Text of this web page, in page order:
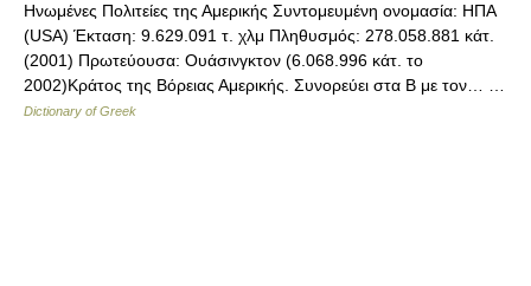
Ηνωμένες Πολιτείες της Αμερικής Συντομευμένη ονομασία: ΗΠΑ
(USA) Έκταση: 9.629.091 τ. χλμ Πληθυσμός: 278.058.881 κάτ.
(2001) Πρωτεύουσα: Ουάσινγκτον (6.068.996 κάτ. το
2002)Κράτος της Βόρειας Αμερικής. Συνορεύει στα Β με τον… …
Dictionary of Greek